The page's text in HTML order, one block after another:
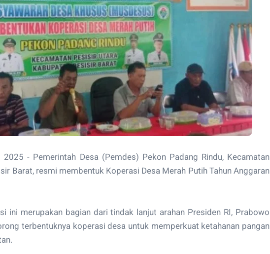
- Pemerintah Desa (Pemdes) Pekon Padang Rindu, Kecamatan
Barat, resmi membentuk Koperasi Desa Merah Putih Tahun Anggaran
ini merupakan bagian dari tindak lanjut arahan Presiden RI, Prabowo
terbentuknya koperasi desa untuk memperkuat ketahanan pangan